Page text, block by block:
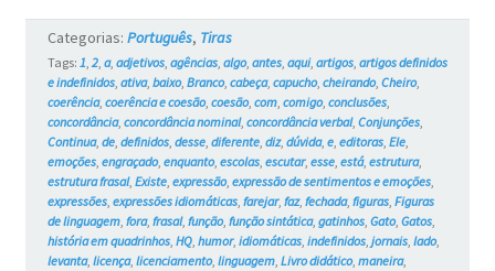
Gatos
#733
Categorias: Português, Tiras
Tags: 1, 2, a, adjetivos, agências, algo, antes, aqui, artigos, artigos definidos
e indefinidos, ativa, baixo, Branco, cabeça, capucho, cheirando, Cheiro,
coerência, coerência e coesão, coesão, com, comigo, conclusões,
concordância, concordância nominal, concordância verbal, Conjunções,
Continua, de, definidos, desse, diferente, diz, dúvida, e, editoras, Ele,
emoções, engraçado, enquanto, escolas, escutar, esse, está, estrutura,
estrutura frasal, Existe, expressão, expressão de sentimentos e emoções,
expressões, expressões idiomáticas, farejar, faz, fechada, figuras, Figuras
de linguagem, fora, frasal, função, função sintática, gatinhos, Gato, Gatos,
história em quadrinhos, HQ, humor, idiomáticas, indefinidos, jornais, lado,
levanta, licença, licenciamento, linguagem, Livro didático, maneira,